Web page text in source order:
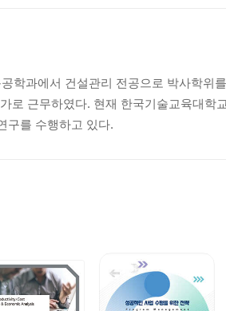
학과에서 건설관리 전공으로 박사학위
로 근무하였다. 현재 한국기술교육대
구를 수행하고 있다.